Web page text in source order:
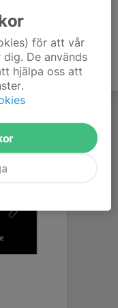
för att vår
De används
hjälpa oss att